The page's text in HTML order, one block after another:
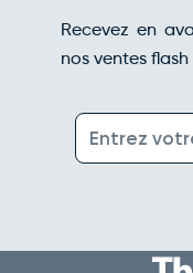
Recevez en
nos ventes flash